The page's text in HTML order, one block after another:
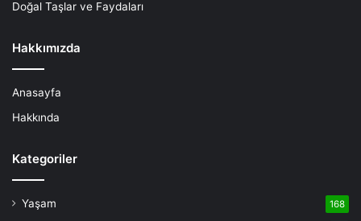
Doğal Taşlar ve Faydaları
Hakkımızda
Anasayfa
Hakkında
Kategoriler
Yaşam 168